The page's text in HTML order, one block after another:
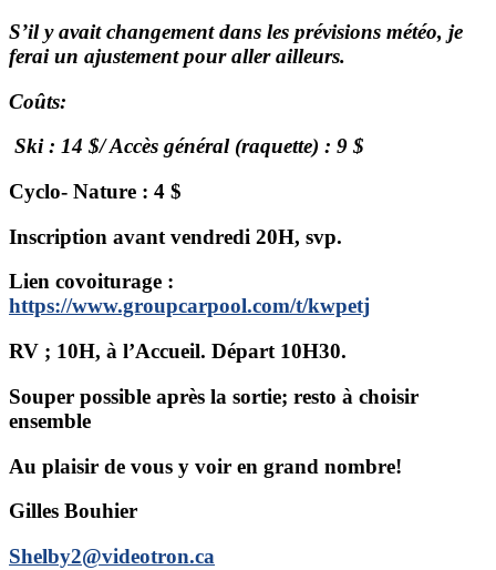
S’il y avait changement dans les prévisions météo, je
ferai un ajustement pour aller ailleurs.
Coûts:
Ski : 14 $/ Accès général (raquette) : 9 $
Cyclo- Nature : 4 $
Inscription avant vendredi 20H, svp.
Lien covoiturage :
https://www.groupcarpool.com/t/kwpetj
RV ; 10H, à l’Accueil. Départ 10H30.
Souper possible après la sortie; resto à choisir
ensemble
Au plaisir de vous y voir en grand nombre!
Gilles Bouhier
Shelby2@videotron.ca